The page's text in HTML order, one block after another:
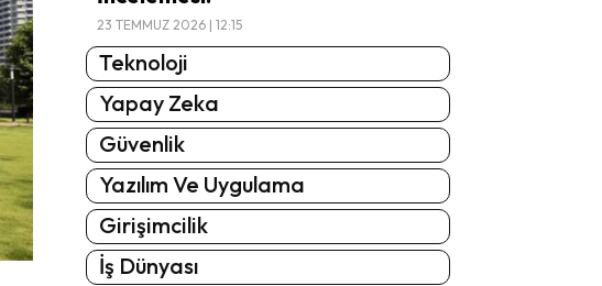
23 TEMMUZ 2026 | 12:15
Teknoloji
Yapay Zeka
Güvenlik
Yazılım Ve Uygulama
Girişimcilik
İş Dünyası